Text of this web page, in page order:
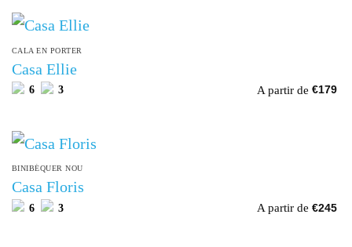
CALA EN PORTER
Casa Ellie
6 3 A partir de €179
BINIBÉQUER NOU
Casa Floris
6 3 A partir de €245